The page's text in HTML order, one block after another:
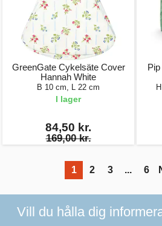
GreenGate Cykelsäte Cover
Hannah White
B 10 cm, L 22 cm
I lager
84,50 kr.
169,00 kr.
1 2 3 ... 6
Vill du hålla dig